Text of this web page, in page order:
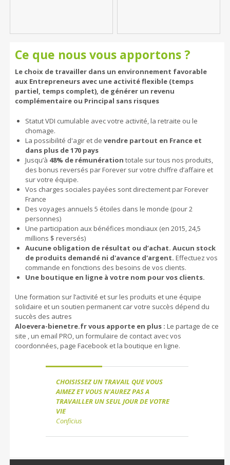
Ce que nous vous apportons ?
Le choix de travailler dans un environnement favorable
aux Entrepreneurs avec une activité flexible (temps
partiel, temps complet), de générer un revenu
complémentaire ou Principal sans risques
Statut VDI cumulable avec votre activité, la retraite ou le
chomage.
La possibilité d'agir et devendre partout en France et
dans plus de 170 pays
Jusqu’à 48% de rémunérationtotale sur tous nos produits,
des bonus reversés par Forever sur votre chiffre d’affaire et
sur votre équipe.
Vos charges sociales payées sont directement par Forever
France
Des voyages annuels 5 étoiles dans le monde (pour 2
personnes)
Une participation aux bénéfices mondiaux (en 2015, 24,5
millions $ reversés)
Aucune obligation de résultat ou d’achat. Aucun stock
de produits demandé ni d'avance d'argent. Effectuez vos
commande en fonctions des besoins de vos clients.
Une boutique en ligne à votre nom pour vos clients.
Une formation sur l’activité et sur les produits et une équipe
solidaire et un soutien permanent car votre succès dépend du
succès des autres
Aloevera-bienetre.fr vous apporte en plus : Le partage de ce
site , un email PRO, un formulaire de contact avec vos
coordonnées, page Facebook et la boutique en ligne.
CHOISISSEZ UN TRAVAIL QUE VOUS
AIMEZ ET VOUS N'AUREZ PAS A
TRAVAILLER UN SEUL JOUR DE VOTRE
VIE
Conficius